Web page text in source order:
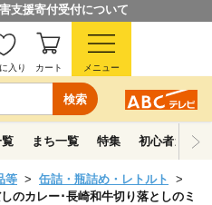
支援寄付受付について
検索
入り カート メニュー
まち一覧 特集 初心者ガイド
等
缶詰・瓶詰め・レトルト
のカレー･長崎和牛切り落としのミ